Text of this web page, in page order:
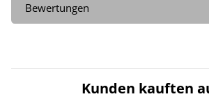
Bewertungen
Kunden kauften